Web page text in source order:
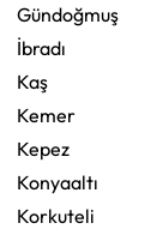
Gündoğmuş
İbradı
Kaş
Kemer
Kepez
Konyaaltı
Korkuteli